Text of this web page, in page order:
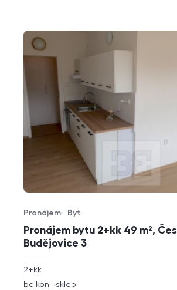
Pronájem bytu 2+kk 49 m²,
Budějovice 3
Typ nabídky
Pronájem
Typ nemovitosti
Byt
rozměry
2+kk
funkce
balkon sklep